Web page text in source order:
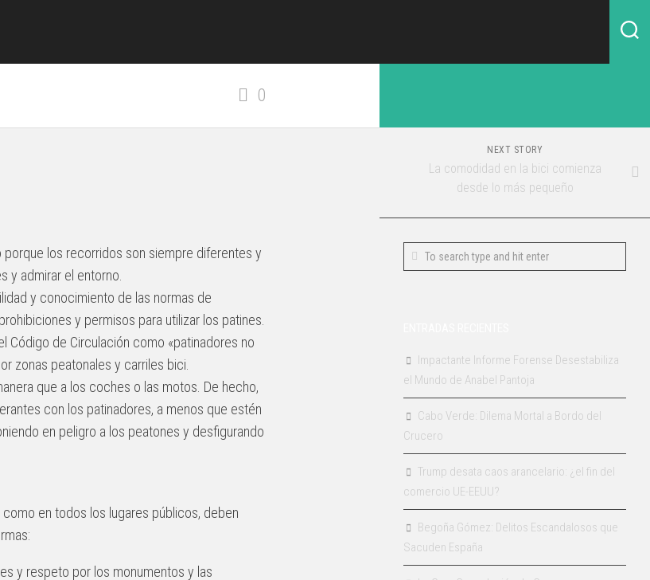
0
los recorridos son siempre diferentes y
y admirar el entorno.
y conocimiento de las normas de
y permisos para utilizar los patines.
Código de Circulación como «patinadores no
zonas peatonales y carriles bici.
que a los coches o las motos. De hecho,
con los patinadores, a menos que estén
en peligro a los peatones y desfigurando
como en todos los lugares públicos, deben
y respeto por los monumentos y las
NEXT STORY
La comodidad en la bici comienza
desde lo más pequeño
Impactante Informe Forense Desestabiliza
el Mundo de Anabel Pantoja
Cabo Verde: Dilema Mortal a Bordo del
Crucero
Trump desata caos arancelario: ¿el fin del
comercio UE-EEUU?
Begoña Gómez: Delitos Escandalosos que
Sacuden España